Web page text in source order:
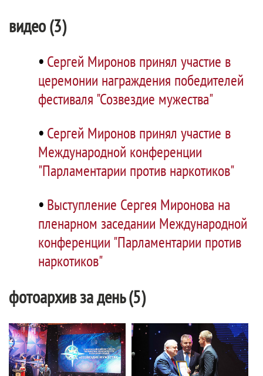
видео (3)
• Сергей Миронов принял участие в
церемонии награждения победителей
фестиваля "Созвездие мужества"
• Сергей Миронов принял участие в
Международной конференции
"Парламентарии против наркотиков"
• Выступление Сергея Миронова на
пленарном заседании Международной
конференции "Парламентарии против
наркотиков"
фотоархив за день (5)